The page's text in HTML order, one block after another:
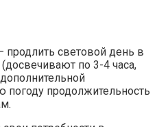
продлить световой день в
по 3-4 часа,
погоду продолжительность